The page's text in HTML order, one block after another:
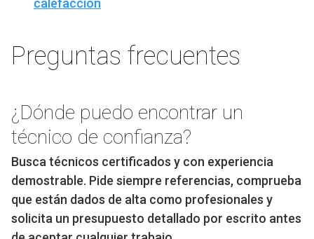
calefacción
Preguntas frecuentes
¿Dónde puedo encontrar un
técnico de confianza?
Busca técnicos certificados y con experiencia
demostrable. Pide siempre referencias, comprueba
que están dados de alta como profesionales y
solicita un presupuesto detallado por escrito antes